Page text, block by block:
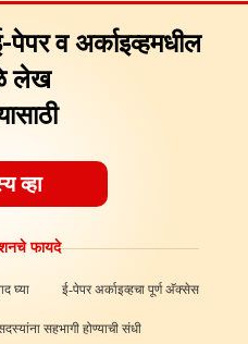
व अर्काइव्हमधील
लेख
व्हा
फायदे
घ्या ई-पेपर अर्काइव्हचा पूर्ण अ‍ॅक्सेस
सहभागी होण्याची संधी